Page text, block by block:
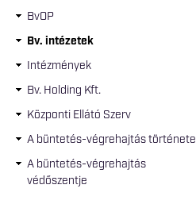
BvOP
Bv. intézetek
Intézmények
Bv. Holding Kft.
Központi Ellátó Szerv
A büntetés-végrehajtás története
A büntetés-végrehajtás
védőszentje